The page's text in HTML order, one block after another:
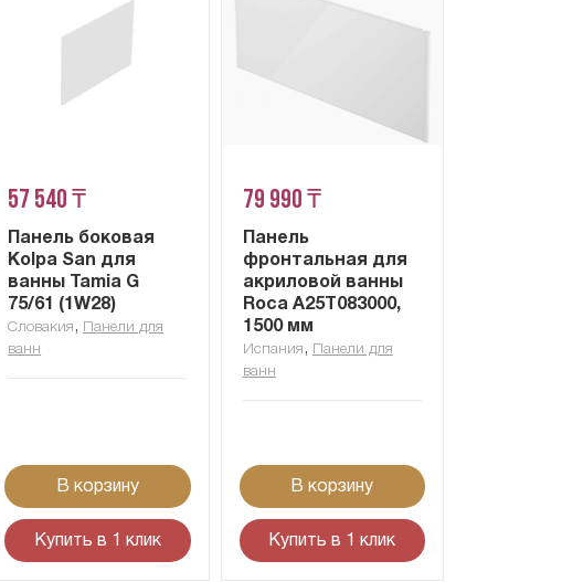
57 540 ₸
Панель боковая
Kolpa San для
ванны Tamia G
75/61 (1W28)
Словакия ,
Панели для
ванн
В корзину
Купить в 1 клик
79 990 ₸
Панель
фронтальная для
акриловой ванны
Roca A25T083000,
1500 мм
Испания ,
Панели для
ванн
В корзину
Купить в 1 клик